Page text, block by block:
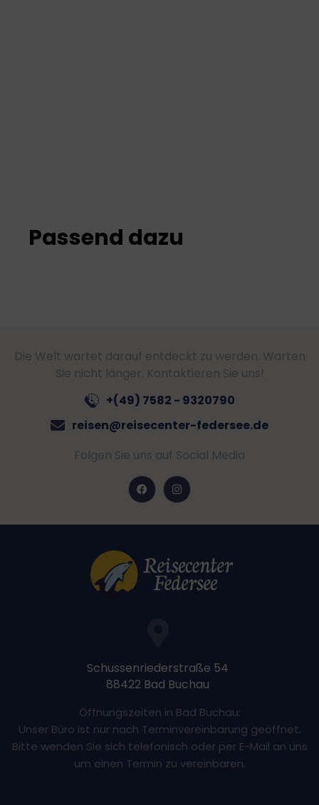
Passend dazu
Die Welt wartet darauf entdeckt zu werden. Warten
Sie nicht länger. Kontaktieren Sie uns!
+(49) 7582 - 9320790
reisen@reisecenter-federsee.de
Folgen Sie uns auf Social Media
Schussenriederstraße 54
88422 Bad Buchau
Öffnungszeiten in Bad Buchau:
Unser Büro ist nur nach Terminvereinbarung geöffnet.
Bitte wenden Sie sich telefonisch oder per E-Mail an uns
um einen Termin zu vereinbaren.